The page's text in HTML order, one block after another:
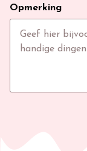
Opmerking